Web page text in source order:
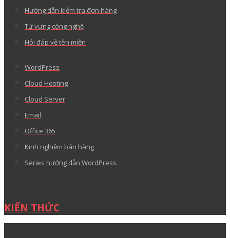
Hướng dẫn kiểm tra đơn hàng
Từ vựng công nghệ
Hỏi đáp về tên miền
WordPress
Cloud Hosting
Cloud Server
Email
Office 365
Kinh nghiệm bán hàng
Series hướng dẫn WordPress
KIẾN THỨC